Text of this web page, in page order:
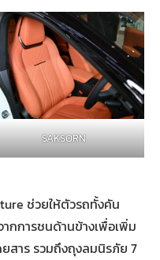
SAKSORN
ช่วยให้ตัวรถทั้งคัน
กการชนด้านข้างเพื่อเพิ่ม
สาร รวมถึงถุงลมนิรภัย 7